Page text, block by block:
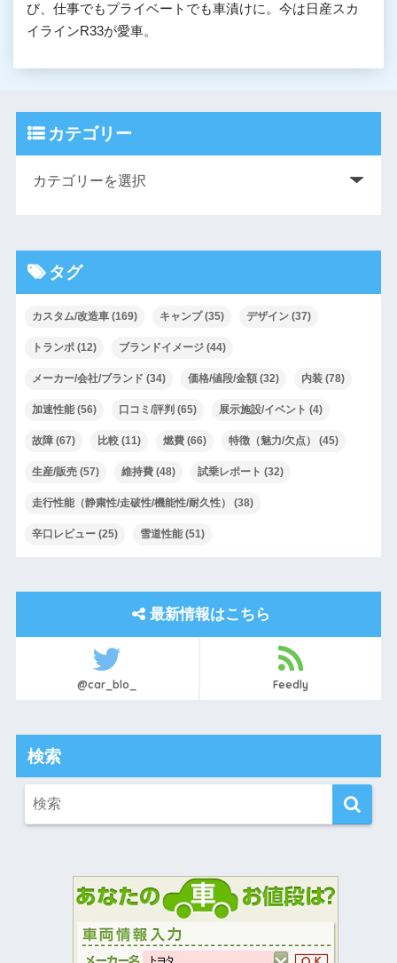
び、仕事でもプライベートでも車漬けに。今は日産スカ
イラインR33が愛車。
カテゴリー
タグ
カスタム/改造車(169) キャンプ(35) デザイン(37)
トランポ(12) ブランドイメージ(44)
メーカー/会社/ブランド (34) 価格/値段/金額(32) 内装(78)
加速性能(56) 口コミ/評判 (65) 展示施設/イベント (4)
故障(67) 比較(11) 燃費(66) 特徴（魅力/欠点） (45)
生産/販売(57) 維持費(48) 試乗レポート (32)
走行性能（静粛性/走破性/機能性/耐久性） (38)
辛口レビュー(25) 雪道性能(51)
最新情報はこちら
@car_blo_ Feedly
検索